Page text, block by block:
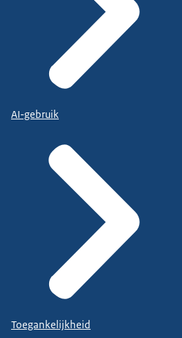
AI-gebruik
Toegankelijkheid